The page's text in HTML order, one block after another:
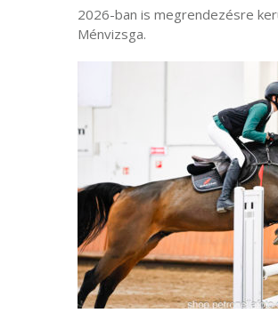
2026-ban is megrendezésre
Ménvizsga.